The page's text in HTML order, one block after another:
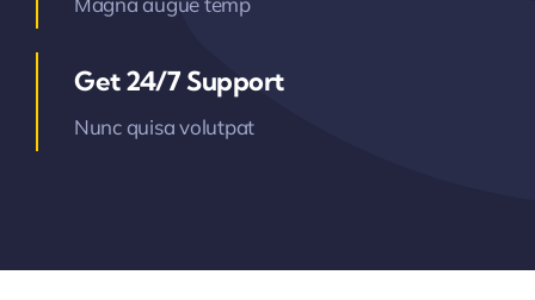
Get 24/7 Support
Nunc quisa volutpat